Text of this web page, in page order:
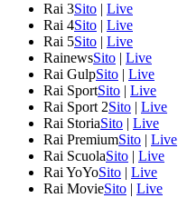
Rai 3Sito | Live
Rai 4Sito | Live
Rai 5Sito | Live
RainewsSito | Live
Rai GulpSito | Live
Rai SportSito | Live
Rai Sport 2Sito | Live
Rai StoriaSito | Live
Rai PremiumSito | Live
Rai ScuolaSito | Live
Rai YoYoSito | Live
Rai MovieSito | Live